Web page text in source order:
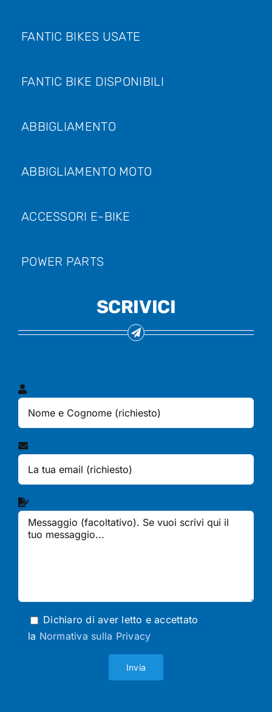
FANTIC BIKES USATE
FANTIC BIKE DISPONIBILI
ABBIGLIAMENTO
ABBIGLIAMENTO MOTO
ACCESSORI E-BIKE
POWER PARTS
SCRIVICI
Dichiaro di aver letto e accettato
la Normativa sulla Privacy